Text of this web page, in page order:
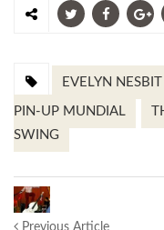
EVELYN NESBIT
PIN-UP MUNDIAL
SWING
Previous Article